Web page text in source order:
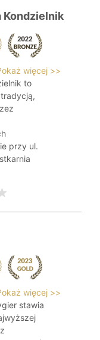
Kondzielnik
więcej >>
to
przy ul.
więcej >>
stawia